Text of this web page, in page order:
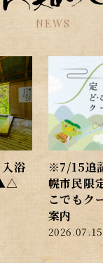
NEWS
浴
▲△
※7/15追
幌市民限
こでもク
案内
2026.07.15